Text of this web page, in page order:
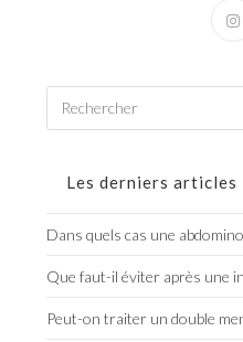
Les derniers articles
Dans quels cas une
Que faut-il éviter après une
Peut-on traiter un double